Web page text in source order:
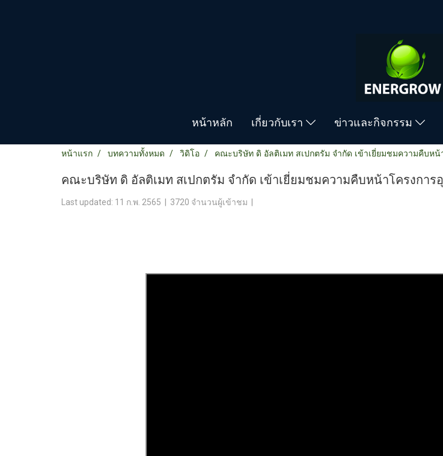
หน้าหลัก เกี่ยวกับเรา ข่าวและกิจกรรม
หน้าแรก บทความทั้งหมด วิดิโอ คณะบริษัท ดิ อัลติเมท สเปกตรัม จำกัด เข้าเยี่ยมชมความคืบห
คณะบริษัท ดิ อัลติเมท สเปกตรัม จำกัด เข้าเยี่ยมชมความคืบหน้าโครงกา
Last updated: 11 ก.พ. 2565 | 3720 จำนวนผู้เข้าชม |